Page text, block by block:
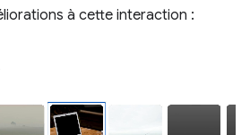
à cette interaction :